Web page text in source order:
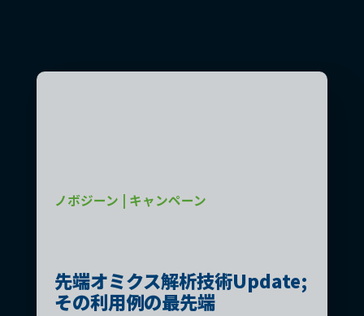
ノボジーン | キャンペーン
先端オミクス解析技術Update;
その利用例の最先端